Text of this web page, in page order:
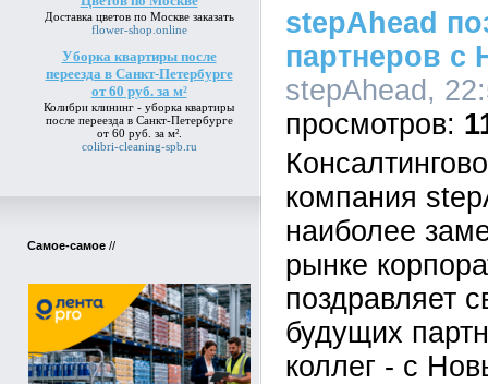
Доставка цветов по Москвезаказать
flower-shop.online
Уборка квартиры после
переезда в Санкт-Петербурге
от 60 руб. за м²
Колибри клининг - уборка квартиры
после переезда в Санкт-Петербурге
от 60 руб. за м².
colibri-cleaning-spb.ru
Самое-самое //
stepAhead
партнеров
stepAhead,
компания
наиболее
рынке
поздравляет
будущих
коллег - с